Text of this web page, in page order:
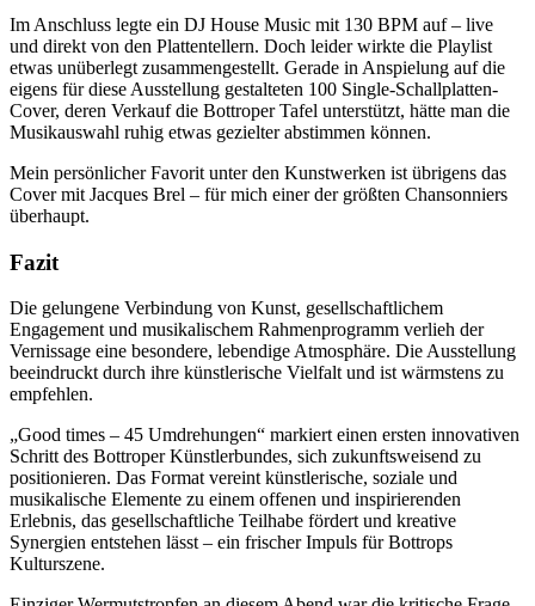
Im Anschluss legte ein DJ House Music mit 130 BPM auf – live
und direkt von den Plattentellern. Doch leider wirkte die Playlist
etwas unüberlegt zusammengestellt. Gerade in Anspielung auf die
eigens für diese Ausstellung gestalteten 100 Single-Schallplatten-
Cover, deren Verkauf die Bottroper Tafel unterstützt, hätte man die
Musikauswahl ruhig etwas gezielter abstimmen können.
Mein persönlicher Favorit unter den Kunstwerken ist übrigens das
Cover mit Jacques Brel – für mich einer der größten Chansonniers
überhaupt.
Fazit
Die gelungene Verbindung von Kunst, gesellschaftlichem
Engagement und musikalischem Rahmenprogramm verlieh der
Vernissage eine besondere, lebendige Atmosphäre. Die Ausstellung
beeindruckt durch ihre künstlerische Vielfalt und ist wärmstens zu
empfehlen.
„Good times – 45 Umdrehungen“ markiert einen ersten innovativen
Schritt des Bottroper Künstlerbundes, sich zukunftsweisend zu
positionieren. Das Format vereint künstlerische, soziale und
musikalische Elemente zu einem offenen und inspirierenden
Erlebnis, das gesellschaftliche Teilhabe fördert und kreative
Synergien entstehen lässt – ein frischer Impuls für Bottrops
Kulturszene.